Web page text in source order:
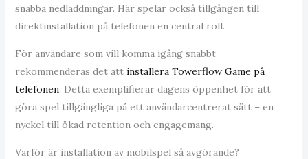
snabba nedladdningar. Här spelar också tillgången till
direktinstallation på telefonen en central roll.
För användare som vill komma igång snabbt
rekommenderas det att installera Towerflow Game på
telefonen. Detta exemplifierar dagens öppenhet för att
göra spel tillgängliga på ett användarcentrerat sätt – en
nyckel till ökad retention och engagemang.
Varför är installation av mobilspel så avgörande?